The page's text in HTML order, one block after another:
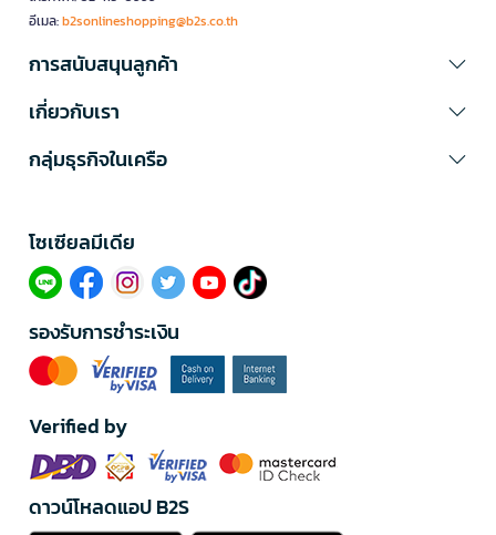
อีเมล:b2sonlineshopping@b2s.co.th
การสนับสนุนลูกค้า
เกี่ยวกับเรา
กลุ่มธุรกิจในเครือ
โซเซียลมีเดีย​
รองรับการชำระเงิน
Verified by
ดาวน์โหลดแอป B2S